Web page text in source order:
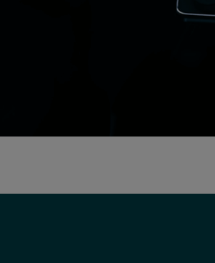
or Manage Preferences in the footer of